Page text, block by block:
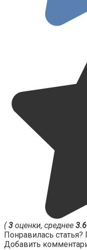
(3 оценки, среднее
Понравилась
Добавить